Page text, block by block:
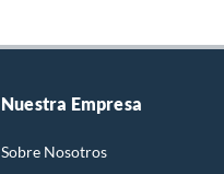
Nuestra Empresa
Sobre Nosotros